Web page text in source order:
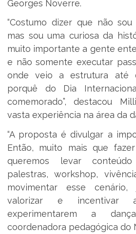
Georges Noverre.
“Costumo dizer que não sou
mas sou uma curiosa da
muito importante a gente
e não somente executar
onde veio a estrutura até
porquê do Dia
comemorado”, destacou
vasta experiência na área da
“A proposta é divulgar a
Então, muito mais que
queremos levar
palestras, workshop,
movimentar esse cenário,
valorizar e incentivar
experimentarem a
coordenadora pedagógica do